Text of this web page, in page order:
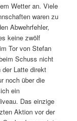
Wetter an. Viele
waren zu
Abwehrfehler,
keine zwölf
Tor von Stefan
Schuss nicht
der Latte direkt
noch über die
ein
Das einzige
Aktion vor der